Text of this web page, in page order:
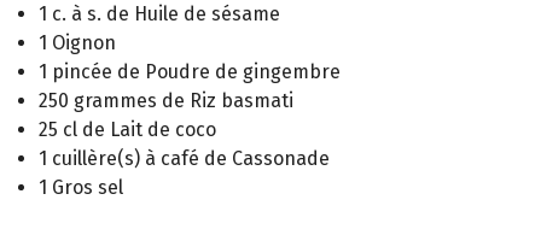
1 c. à s. de Huile de sésame
1 Oignon
1 pincée de Poudre de gingembre
250 grammes de Riz basmati
25 cl de Lait de coco
1 cuillère(s) à café de Cassonade
1 Gros sel